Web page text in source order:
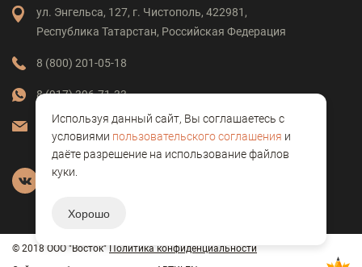
ул. Энгельса, 127, г. Чистополь, 422981,
Республика Татарстан, Российская Федерация
8 (800) 201-05-18
8 (917) 396-71-33
vostok-clock@mail.ru
© 2018 ООО "Восток" Политика конфиденциальности
Используя данный сайт, Вы соглашаетесь с
условиями пользовательского соглашения и
даёте разрешение на использование файлов
куки.
Хорошо